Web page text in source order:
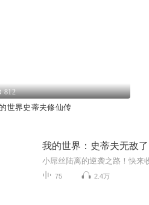
812
世界史蒂夫修仙传
我的世界：史蒂夫无敌了
75 2.4万